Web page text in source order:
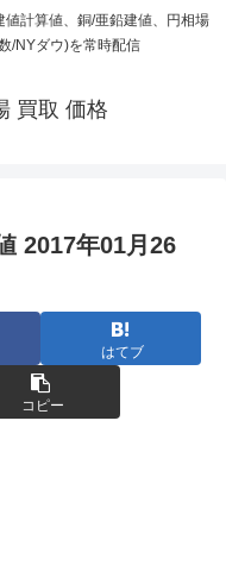
計算値、銅/亜鉛建値、円相場
/NYダウ)を常時配信
買取 価格
2017年01月26
はてブ
コピー